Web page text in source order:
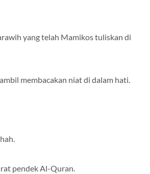
yang telah Mamikos tuliskan di
membacakan niat di dalam hati.
pendek Al-Quran.